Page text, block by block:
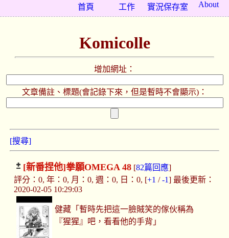
About
實況保存室
工作
首頁
Komicolle
增加網址：
文章備註、標題(會記錄下來，但是暫時不會顯示)：
[搜尋]
[新番捏他]拳願OMEGA 48[82篇回應]
評分：0, 年：0, 月：0, 週：0, 日：0, [+1 /-1] 最後更新：
2020-02-05 10:29:03
健藏「暫時先把這一臉賊笑的傢伙稱為
『猩猩』吧，看看他的手背」